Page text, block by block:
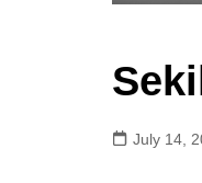
July 14,